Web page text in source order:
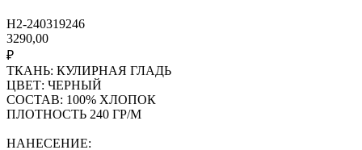
H2-240319246
3290,00
₽
ТКАНЬ: КУЛИРНАЯ ГЛАДЬ
ЦВЕТ: ЧЕРНЫЙ
СОСТАВ: 100% ХЛОПОК
ПЛОТНОСТЬ 240 ГР/М
НАНЕСЕНИЕ: